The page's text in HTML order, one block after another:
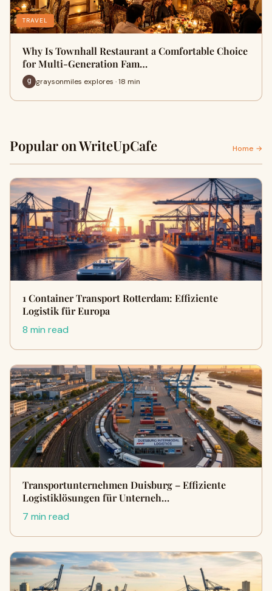
TRAVEL
Why Is Townhall Restaurant a Comfortable Choice
for Multi-Generation Fam…
graysonmiles explores · 18 min
Popular on WriteUpCafe Home →
1 Container Transport Rotterdam: Effiziente
Logistik für Europa
8 min read
Transportunternehmen Duisburg – Effiziente
Logistiklösungen für Unterneh…
7 min read